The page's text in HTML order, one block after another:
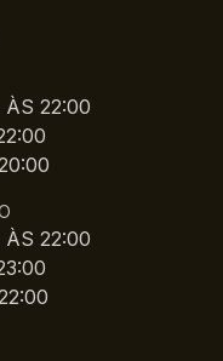
ÀS 22:00
ÀS 22:00